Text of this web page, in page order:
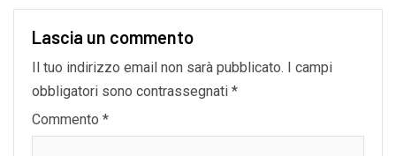
Lascia un commento
Il tuo indirizzo email non sarà pubblicato.
I campi
obbligatori sono contrassegnati *
Commento *